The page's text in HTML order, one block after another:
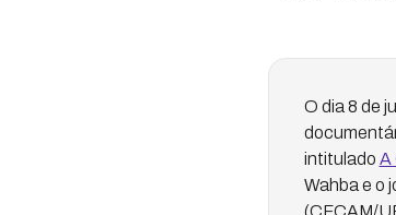
O dia 8 de
intitulado A
Wahba e o
(CFCAM/